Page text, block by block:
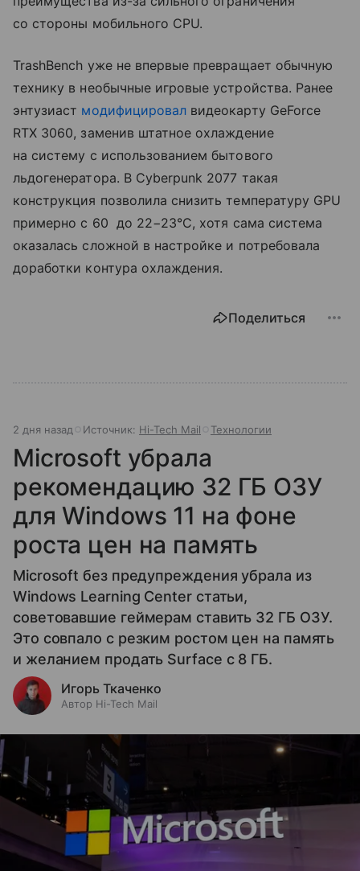
со стороны мобильного CPU.
TrashBench уже не впервые превращает обычную
технику в необычные игровые устройства. Ранее
энтузиаст модифицировал видеокарту GeForce
RTX 3060, заменив штатное охлаждение
на систему с использованием бытового
льдогенератора. В Cyberpunk 2077 такая
конструкция позволила снизить температуру GPU
примерно с 60 до 22−23°C, хотя сама система
оказалась сложной в настройке и потребовала
доработки контура охлаждения.
Поделиться
2 дня назад Источник: Hi-Tech Mail Технологии
Microsoft убрала
рекомендацию 32 ГБ ОЗУ
для Windows 11 на фоне
роста цен на память
Microsoft без предупреждения убрала из
Windows Learning Center статьи,
советовавшие геймерам ставить 32 ГБ ОЗУ.
Это совпало с резким ростом цен на память
и желанием продать Surface с 8 ГБ.
Игорь Ткаченко
Автор Hi-Tech Mail